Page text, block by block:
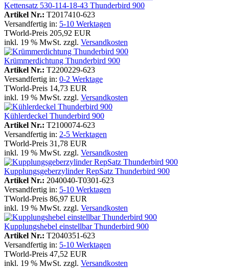
Kettensatz 530-114-18-43 Thunderbird 900
Artikel Nr.: T2017410-623
Versandfertig in: 5-10 Werktagen
TWorld-Preis 205,92 EUR
inkl. 19 % MwSt. zzgl. Versandkosten
Krümmerdichtung Thunderbird 900
Artikel Nr.: T2200229-623
Versandfertig in: 0-2 Werktage
TWorld-Preis 14,73 EUR
inkl. 19 % MwSt. zzgl. Versandkosten
Kühlerdeckel Thunderbird 900
Artikel Nr.: T2100074-623
Versandfertig in: 2-5 Werktagen
TWorld-Preis 31,78 EUR
inkl. 19 % MwSt. zzgl. Versandkosten
Kupplungsgeberzylinder RepSatz Thunderbird 900
Artikel Nr.: 2040040-T0301-623
Versandfertig in: 5-10 Werktagen
TWorld-Preis 86,97 EUR
inkl. 19 % MwSt. zzgl. Versandkosten
Kupplungshebel einstellbar Thunderbird 900
Artikel Nr.: T2040351-623
Versandfertig in: 5-10 Werktagen
TWorld-Preis 47,52 EUR
inkl. 19 % MwSt. zzgl. Versandkosten